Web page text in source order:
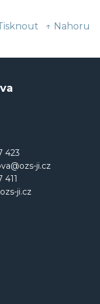
↑ Nahoru
423
ji.cz
411
ji.cz